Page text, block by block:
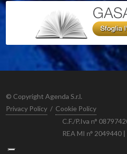
© Copyright Agenda S.r.l.
Privacy Policy / Cookie Policy
C.F./P.Iva n°
REA MI n° 2049440